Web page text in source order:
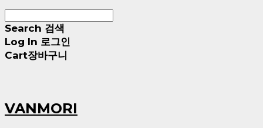
Search 검색
Log In 로그인
Cart장바구니
VANMORI